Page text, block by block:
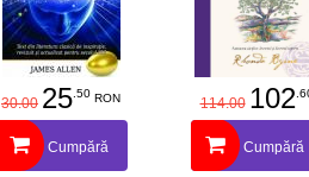
30.00 25 .50 RON
Cumpără
114.00 102
Cumpără